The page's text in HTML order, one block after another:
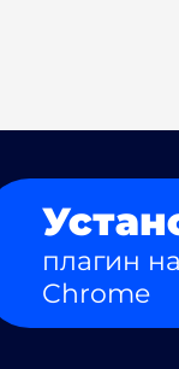
плагин
Chrome